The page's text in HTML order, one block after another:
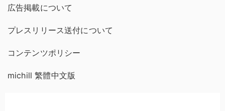
広告掲載について
プレスリリース送付について
コンテンツポリシー
michill 繁體中文版